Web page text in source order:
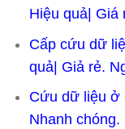
Hiệu quả| Giá
Cấp cứu dữ
quả| Giả rẻ.
Cứu dữ liệu ở
Nhanh chóng.